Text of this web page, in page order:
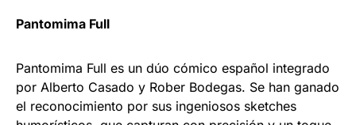
Pantomima Full
Pantomima Full es un dúo cómico español integrado
por Alberto Casado y Rober Bodegas. Se han ganado
el reconocimiento por sus ingeniosos sketches